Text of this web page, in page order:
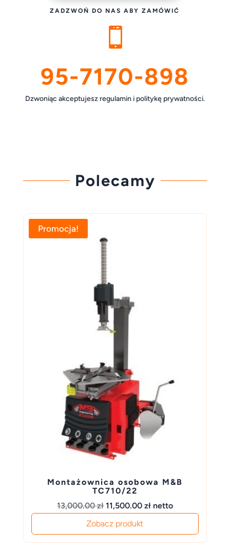
ZADZWOŃ DO NAS ABY ZAMÓWIĆ

95-7170-898
Dzwoniąc akceptujesz regulamin i politykę prywatności.
Polecamy
Promocja!
Montażownica osobowa M&B
TC710/22
13,000.00zł Pierwotna
wynosiła:
13,000.00 zł.
11,500.00 złAktualna
11,500.00 zł.
netto
Zobacz produkt